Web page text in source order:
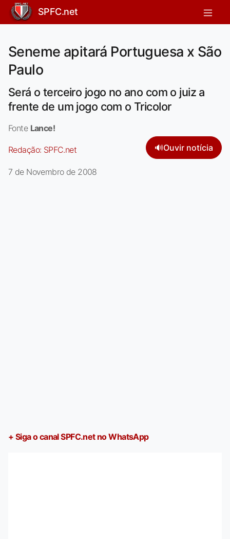
SPFC.net
Seneme apitará Portuguesa x São
Paulo
Será o terceiro jogo no ano com o juiz a
frente de um jogo com o Tricolor
Fonte Lance!
Redação: SPFC.net 🔊Ouvir notícia
7 de Novembro de 2008
+ Siga o canal SPFC.net no WhatsApp